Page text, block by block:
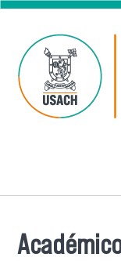
Pasar al contenido
Se